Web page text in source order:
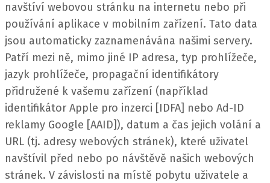
navštíví webovou stránku na internetu nebo při
používání aplikace v mobilním zařízení. Tato data
jsou automaticky zaznamenávána našimi servery.
Patří mezi ně, mimo jiné IP adresa, typ prohlížeče,
jazyk prohlížeče, propagační identifikátory
přidružené k vašemu zařízení (například
identifikátor Apple pro inzerci [IDFA] nebo Ad-ID
reklamy Google [AAID]), datum a čas jejich volání a
URL (tj. adresy webových stránek), které uživatel
navštívil před nebo po návštěvě našich webových
stránek. V závislosti na místě pobytu uživatele a